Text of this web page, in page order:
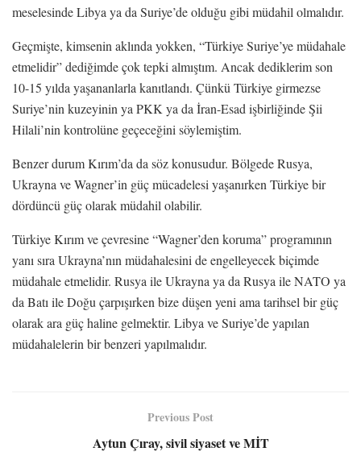
meselesinde Libya ya da Suriye’de olduğu gibi müdahil olmalıdır.
Geçmişte, kimsenin aklında yokken, “Türkiye Suriye’ye müdahale
etmelidir” dediğimde çok tepki almıştım. Ancak dediklerim son
10-15 yılda yaşananlarla kanıtlandı. Çünkü Türkiye girmezse
Suriye’nin kuzeyinin ya PKK ya da İran-Esad işbirliğinde Şii
Hilali’nin kontrolüne geçeceğini söylemiştim.
Benzer durum Kırım’da da söz konusudur. Bölgede Rusya,
Ukrayna ve Wagner’in güç mücadelesi yaşanırken Türkiye bir
dördüncü güç olarak müdahil olabilir.
Türkiye Kırım ve çevresine “Wagner’den koruma” programının
yanı sıra Ukrayna’nın müdahalesini de engelleyecek biçimde
müdahale etmelidir. Rusya ile Ukrayna ya da Rusya ile NATO ya
da Batı ile Doğu çarpışırken bize düşen yeni ama tarihsel bir güç
olarak ara güç haline gelmektir. Libya ve Suriye’de yapılan
müdahalelerin bir benzeri yapılmalıdır.
Previous Post
Aytun Çıray, sivil siyaset ve MİT